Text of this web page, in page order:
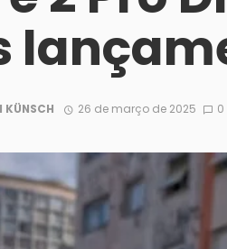
KÜNSCH 26 de março de 2025 0